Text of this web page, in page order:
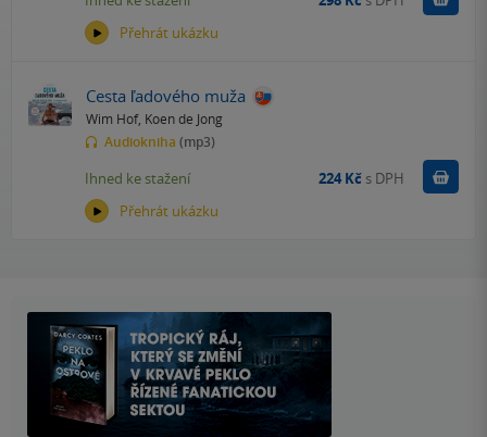
Přehrát ukázku
Cesta ľadového muža
Wim Hof, Koen de Jong
Audiokniha (mp3)
Přehrát ukázku
Ihned ke stažení 224 Kč s DPH Koupit